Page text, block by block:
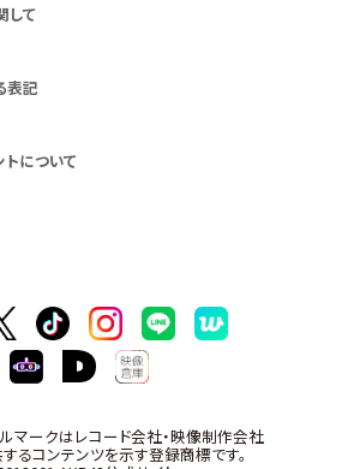
して
表記
トについて
マークはレコード会社・映像制作会社
るコンテンツを示す登録商標です。